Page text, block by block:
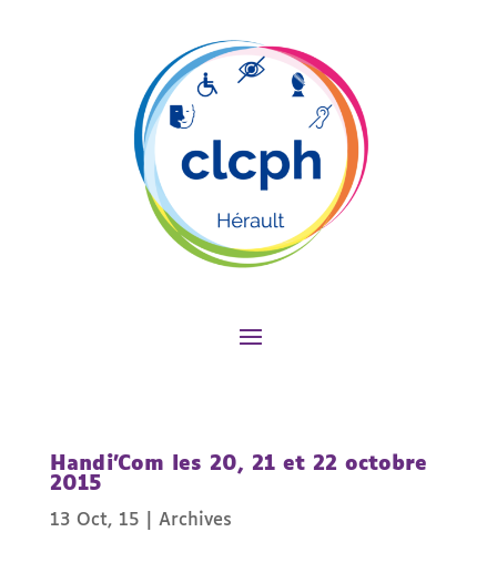
Handi’Com les 20, 21 et 22 octobre
2015
13 Oct, 15 Archives